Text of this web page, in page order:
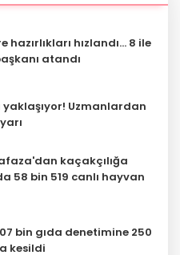
hazırlıkları hızlandı... 8 ile
atandı
yaklaşıyor! Uzmanlardan
kaçakçılığa
58 bin 519 canlı hayvan
bin gıda denetimine 250
kesildi